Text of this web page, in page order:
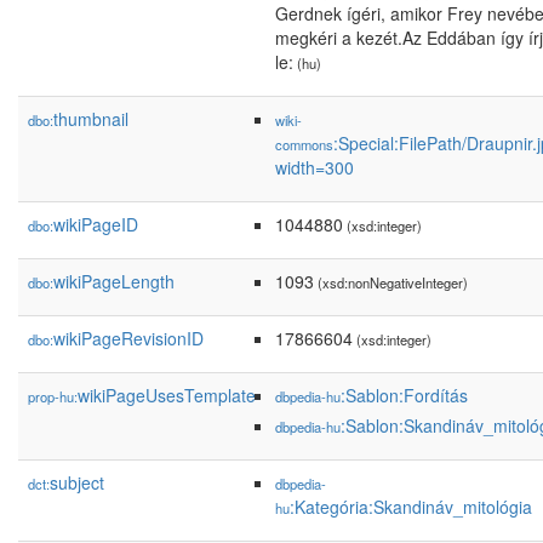
Gerdnek ígéri, amikor Frey
megkéri a kezét.Az Eddában így
le: (hu)
dbo:thumbnail
wiki-
commons:Special:FilePath/
width=300
dbo:wikiPageID 1044880 (xsd:integer)
dbo:wikiPageLength 1093 (xsd:nonNegativeInteger)
dbo:wikiPageRevisionID 17866604(xsd:integer)
prop-hu:wikiPageUsesTemplate dbpedia-hu:Sablon:Fordítás
dbpedia-hu
dct:subject
dbpedia-
hu:Kategória:Skandináv_mitológia